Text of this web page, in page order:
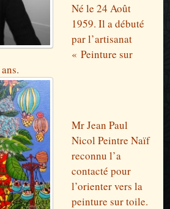
Né le 24 Août
1959. Il a débuté
par l’artisanat
« Peinture sur
Mr Jean Paul
Nicol Peintre Naïf
reconnu l’a
contacté pour
l’orienter vers la
peinture sur toile.